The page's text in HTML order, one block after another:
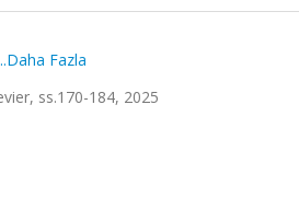
Fazla
ss.170-184, 2025